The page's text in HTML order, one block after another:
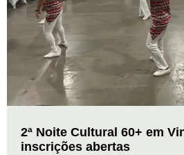
2ª Noite Cultural 60+ em
inscrições abertas